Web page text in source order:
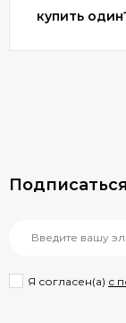
купить
Я согласен(a) с